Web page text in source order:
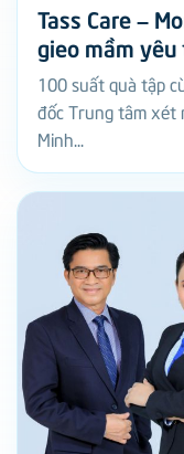
Tass Care –
gieo mầm yêu
100 suất quà tập
đốc Trung tâm xét
Minh...